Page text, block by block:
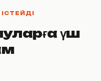
үш